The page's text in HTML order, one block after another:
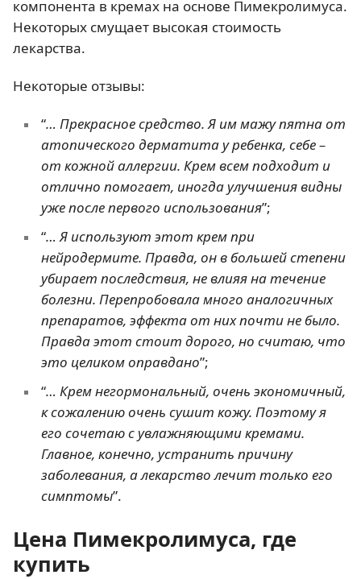
компонента в кремах на основе Пимекролимуса.
Некоторых смущает высокая стоимость
лекарства.
Некоторые отзывы:
“… Прекрасное средство. Я им мажу пятна от
атопического дерматита у ребенка, себе –
от кожной аллергии. Крем всем подходит и
отлично помогает, иногда улучшения видны
уже после первого использования”;
“… Я используют этот крем при
нейродермите. Правда, он в большей степени
убирает последствия, не влияя на течение
болезни. Перепробовала много аналогичных
препаратов, эффекта от них почти не было.
Правда этот стоит дорого, но считаю, что
это целиком оправдано”;
“… Крем негормональный, очень экономичный,
к сожалению очень сушит кожу. Поэтому я
его сочетаю с увлажняющими кремами.
Главное, конечно, устранить причину
заболевания, а лекарство лечит только его
симптомы”.
Цена Пимекролимуса, где
купить